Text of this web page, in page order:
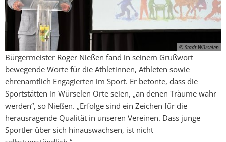
© Stadt Würselen
Bürgermeister Roger Nießen fand in seinem Grußwort
bewegende Worte für die Athletinnen, Athleten sowie
ehrenamtlich Engagierten im Sport. Er betonte, dass die
Sportstätten in Würselen Orte seien, „an denen Träume wahr
werden“, so Nießen. „Erfolge sind ein Zeichen für die
herausragende Qualität in unseren Vereinen. Dass junge
Sportler über sich hinauswachsen, ist nicht